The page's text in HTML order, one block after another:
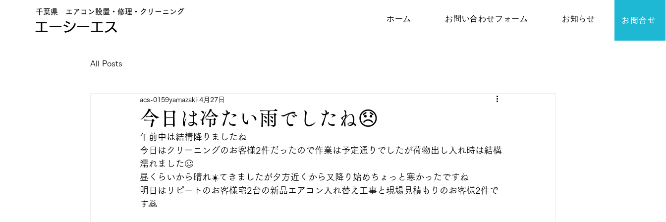
エーシーエス
千葉県 エアコン設置・修理・クリーニング
ホーム お問い合わせフォーム お知らせ お問合せ
All Posts
今日は冷たい雨でしたね😞
acs-0159yamazaki 4月27日
午前中は結構降りましたね
今日はクリーニングのお客様2件だったので作業は予定通りでしたが荷物出し入れ時は結構
濡れました🥴
昼くらいから晴れ☀️てきましたが夕方近くから又降り始めちょっと寒かったですね
明日はリピートのお客様宅2台の新品エアコン入れ替え工事と現場見積もりのお客様2件で
す🙇